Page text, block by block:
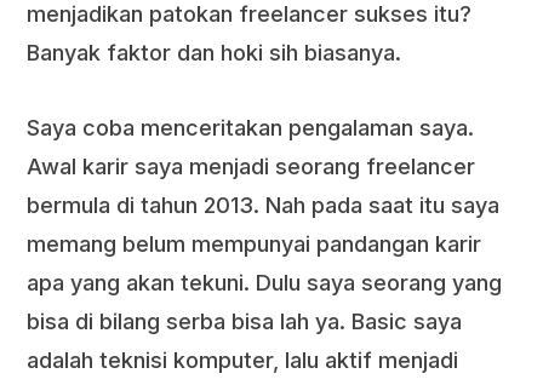
menjadikan patokan freelancer sukses itu?
Banyak faktor dan hoki sih biasanya.
Saya coba menceritakan pengalaman saya.
Awal karir saya menjadi seorang freelancer
bermula di tahun 2013. Nah pada saat itu saya
memang belum mempunyai pandangan karir
apa yang akan tekuni. Dulu saya seorang yang
bisa di bilang serba bisa lah ya. Basic saya
adalah teknisi komputer, lalu aktif menjadi